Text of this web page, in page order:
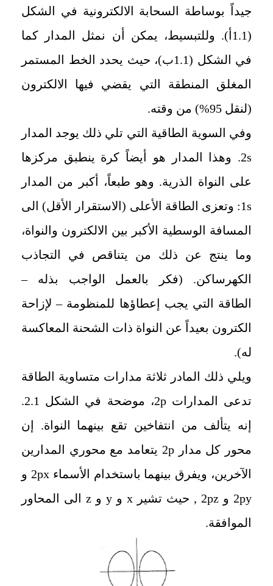
جيداً بوساطة السحابة الالكترونية في الشكل
(1.1أ). وللتبسيط، يمكن أن نمثل المدار كما
في الشكل (1.1ب)، حيث يحدد الخط المستمر
المغلق المنطقة التي يقضي فيها الالكترون
(لنقل 95%) من وقته.
وفي السوية الطاقية التي تلي ذلك يوجد المدار
2s. وهذا المدار هو أيضاً كرة ينطبق مركزها
على النواة الذرية. وهو طبعاً، أكبر من المدار
1s: وتعزى الطاقة الأعلى (الاستقرار الأقل) الى
المسافة الوسطية الأكبر بين الالكترون والنواة،
وما ينتج عن ذلك من يتناقص في التجاذب
الكهرساكن. (فكر بالعمل الواجب بذله –
الطاقة التي يجب إعطاؤها للمنظومة – لإزاحة
الكترون بعيداً عن النواة ذات الشحنة المعاكسة
له).
ويلي ذلك المادر ثلاثة مدارات متساوية الطاقة
تدعى المدارات2p
، موضحة في الشكل 2.1.
إنه يتألف من انتفاخين تقع بينهما النواة. إن
محور كل مدار2p يتعامد مع محوري المدارين
الآخرين، ويفرق بينهما باستخدام الأسماء2px و
2py و 2pz , حيث تشير x و y و z الى المحاور
الموافقة.